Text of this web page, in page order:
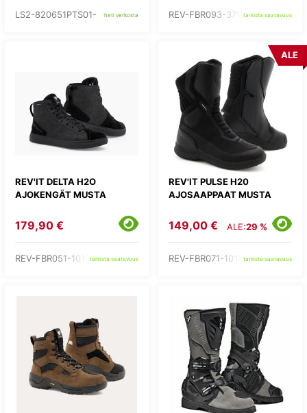
LS2-820651PTS01- heti verkosta REV-FBR093-3710-tarkista saatavuus
REV'IT DELTA H2O
AJOKENGÄT MUSTA
179,90 €
REV-FBR051-1010-tarkista saatavuus
REV'IT PULSE H20
AJOSAAPPAAT MUSTA
ALE
149,00 € ALE:29 %
REV-FBR071-1010-tarkista saatavuus